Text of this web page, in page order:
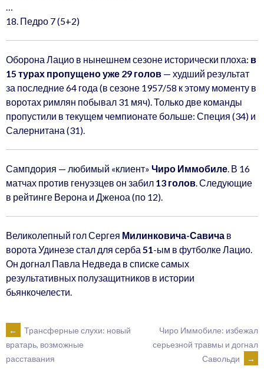
18. Педро 7 (5+2)
Оборона Лацио в нынешнем сезоне исторически плоха: в
15 турах пропущено уже 29 голов — худший результат
за последние 64 года (в сезоне 1957/58 к этому моменту в
воротах римлян побывал 31 мяч). Только две команды
пропустили в текущем чемпионате больше: Специя (34) и
Салернитана (31).
Сампдория — любимый «клиент» Чиро Иммобиле . В 16
матчах против генуэзцев он забил 13 голов . Следующие
в рейтинге Верона и Дженоа (по 12).
Великолепный гол Сергея Милинковича-Савича в
ворота Удинезе стал для серба 51 -ым в футболке Лацио.
Он догнал Павла Недведа в списке самых
результативных полузащитников в истории
бьянкочелести.
POST
NAVIGATION
←
Трансферные слухи: новый
вратарь, возможные
расставания
Чиро Иммобиле: избежал
серьезной травмы и догнал
Савольди
→